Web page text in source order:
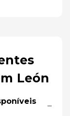
León
−